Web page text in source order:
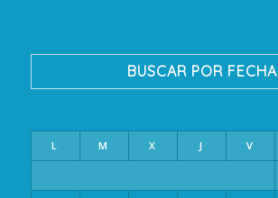
BUSCAR POR FECHA
L M X J V